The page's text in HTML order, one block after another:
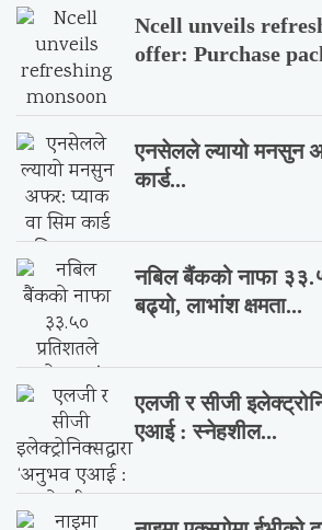
Ncell unveils
offer: Purchase
एनसेलले ल्यायो मनसुन
कार्ड...
नबिल बैंकको नाफा
बढ्यो, लाभांश क्षमता...
एलजी र सीजी
एआई : स्नेहशील...